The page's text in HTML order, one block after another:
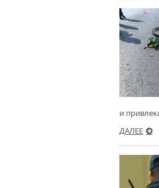
и
ДАЛЕЕ